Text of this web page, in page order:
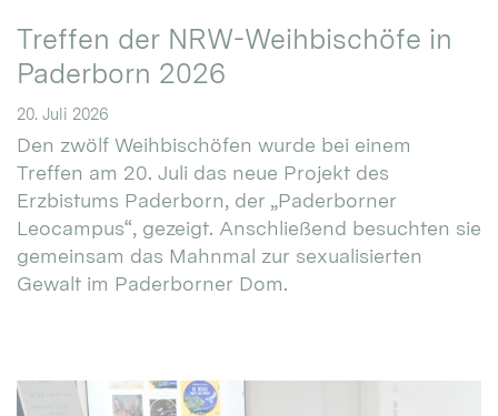
Treffen der NRW-Weihbischöfe in
Paderborn 2026
20. Juli 2026
Den zwölf Weihbischöfen wurde bei einem
Treffen am 20. Juli das neue Projekt des
Erzbistums Paderborn, der „Paderborner
Leocampus“, gezeigt. Anschließend besuchten sie
gemeinsam das Mahnmal zur sexualisierten
Gewalt im Paderborner Dom.